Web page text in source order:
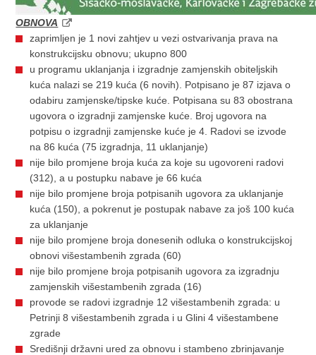
OBNOVA
zaprimljen je 1 novi zahtjev u vezi ostvarivanja prava na
konstrukcijsku obnovu; ukupno 800
u programu uklanjanja i izgradnje zamjenskih obiteljskih
kuća nalazi se 219 kuća (6 novih). Potpisano je 87 izjava o
odabiru zamjenske/tipske kuće. Potpisana su 83 obostrana
ugovora o izgradnji zamjenske kuće. Broj ugovora na
potpisu o izgradnji zamjenske kuće je 4. Radovi se izvode
na 86 kuća (75 izgradnja, 11 uklanjanje)
nije bilo promjene broja kuća za koje su ugovoreni radovi
(312), a u postupku nabave je 66 kuća
nije bilo promjene broja potpisanih ugovora za uklanjanje
kuća (150), a pokrenut je postupak nabave za još 100 kuća
za uklanjanje
nije bilo promjene broja donesenih odluka o konstrukcijskoj
obnovi višestambenih zgrada (60)
nije bilo promjene broja potpisanih ugovora za izgradnju
zamjenskih višestambenih zgrada (16)
provode se radovi izgradnje 12 višestambenih zgrada: u
Petrinji 8 višestambenih zgrada i u Glini 4 višestambene
zgrade
Središnji državni ured za obnovu i stambeno zbrinjavanje